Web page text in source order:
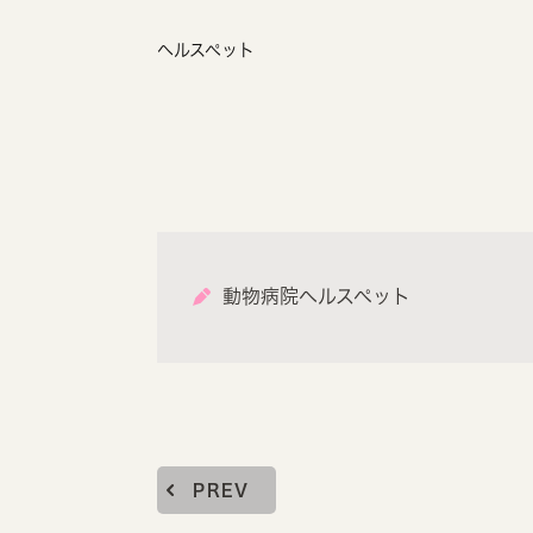
ヘルスペット
動物病院ヘルスペット
PREV